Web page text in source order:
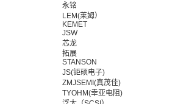
永铭
LEM(莱姆）
KEMET
JSW
芯龙
拓展
STANSON
JS(钜硕电子)
ZMJSEMI(真茂佳)
TYOHM(幸亚电阻)